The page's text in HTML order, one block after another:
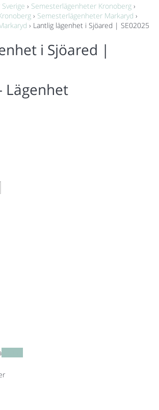
› Semesterlägenheter Kronoberg ›
› Semesterlägenheter Markaryd ›
› Lantlig lägenhet i Sjöared | SE02025
i Sjöared |
Lägenhet